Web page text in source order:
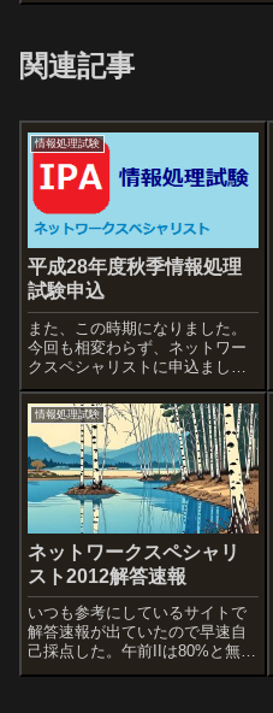
関連記事
情報処理試験
平成28年度秋季情報処理
試験申込
また、この時期になりました。
今回も相変わらず、ネットワー
クスペシャリストに申込まし
た。受験申し込みはこちらで
す。インターネットによる申込
み期限は8月19日（金）20時まで
となっています。
情報処理試験
ネットワークスペシャリ
スト2012解答速報
いつも参考にしているサイトで
解答速報が出ていたので早速自
己採点した。午前IIは80%と無難
に取ったけど、午後Iがやっぱり